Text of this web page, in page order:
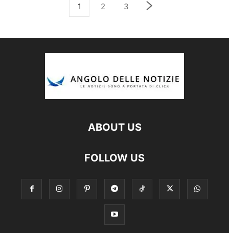
1 2 3
ABOUT US
FOLLOW US